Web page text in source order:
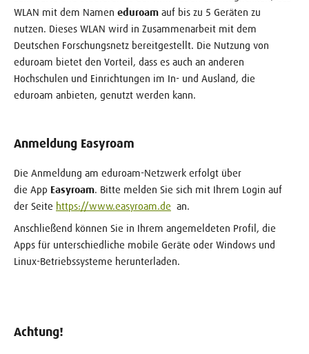
WLAN mit dem Namen eduroam auf bis zu 5 Geräten zu
nutzen. Dieses WLAN wird in Zusammenarbeit mit dem
Deutschen Forschungsnetz bereitgestellt. Die Nutzung von
eduroam bietet den Vorteil, dass es auch an anderen
Hochschulen und Einrichtungen im In- und Ausland, die
eduroam anbieten, genutzt werden kann.
Anmeldung Easyroam
Die Anmeldung am eduroam-Netzwerk erfolgt über
die App Easyroam. Bitte melden Sie sich mit Ihrem Login auf
der Seite https://www.easyroam.de an.
Anschließend können Sie in Ihrem angemeldeten Profil, die
Apps für unterschiedliche mobile Geräte oder Windows und
Linux-Betriebssysteme herunterladen.
Achtung!